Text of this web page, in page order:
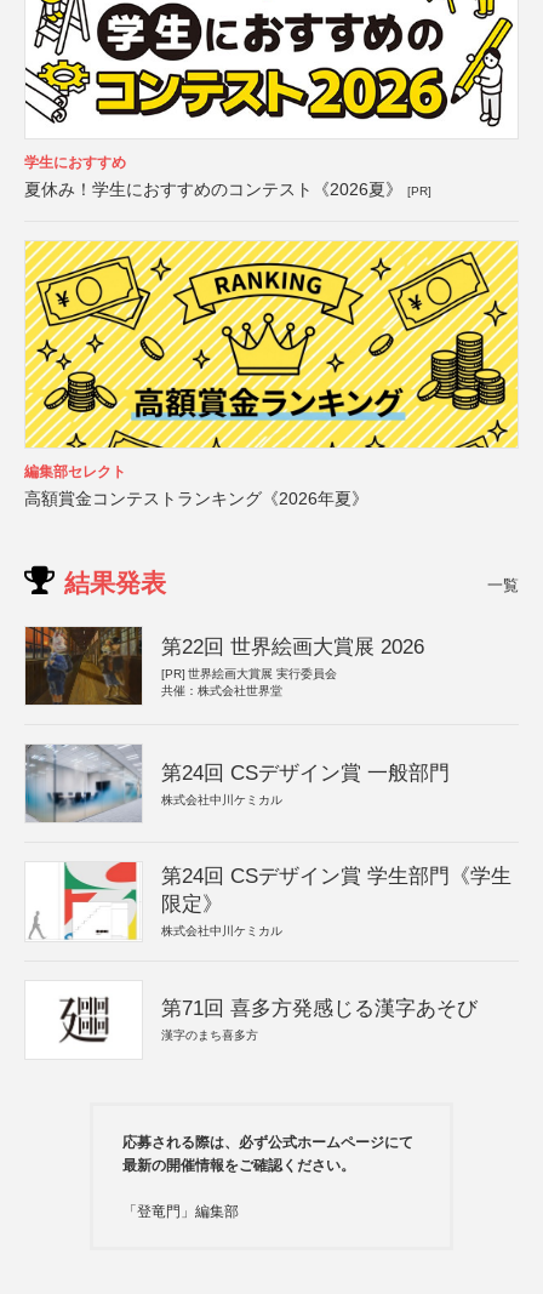
学生におすすめ
夏休み！学生におすすめのコンテスト《2026夏》 [PR]
編集部セレクト
高額賞金コンテストランキング《2026年夏》
結果発表 一覧
第22回 世界絵画大賞展 2026
[PR] 世界絵画大賞展 実行委員会
共催：株式会社世界堂
第24回 CSデザイン賞 一般部門
株式会社中川ケミカル
第24回 CSデザイン賞 学生部門《学生
限定》
株式会社中川ケミカル
第71回 喜多方発感じる漢字あそび
漢字のまち喜多方
応募される際は、必ず公式ホームページにて
最新の開催情報をご確認ください。
「登竜門」編集部